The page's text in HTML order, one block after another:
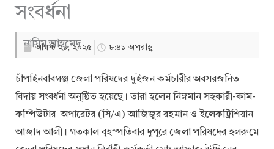
সংবর্ধনা
নাসিম আহমেদ
আগস্ট ২১, ২০২৫ ৮:৪১ অপরাহ্ণ
চাঁপাইনবাবগঞ্জ জেলা পরিষদের দুইজন কর্মচারীর অবসরজনিত
বিদায় সংবর্ধনা অনুষ্ঠিত হয়েছে। তারা হলেন নিম্নমান সহকারী-কাম-
কম্পিউটার অপারেটর (সি/এ) আজিজুর রহমান ও ইলেকট্রিশিয়ান
আজাদ আলী। গতকাল বৃহস্পতিবার দুপুরে জেলা পরিষদের হলরুমে